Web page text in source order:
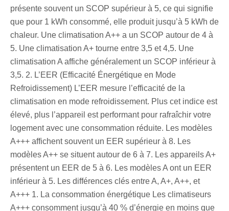
présente souvent un SCOP supérieur à 5, ce qui signifie
que pour 1 kWh consommé, elle produit jusqu’à 5 kWh de
chaleur. Une climatisation A++ a un SCOP autour de 4 à
5. Une climatisation A+ tourne entre 3,5 et 4,5. Une
climatisation A affiche généralement un SCOP inférieur à
3,5. 2. L’EER (Efficacité Énergétique en Mode
Refroidissement) L’EER mesure l’efficacité de la
climatisation en mode refroidissement. Plus cet indice est
élevé, plus l’appareil est performant pour rafraîchir votre
logement avec une consommation réduite. Les modèles
A+++ affichent souvent un EER supérieur à 8. Les
modèles A++ se situent autour de 6 à 7. Les appareils A+
présentent un EER de 5 à 6. Les modèles A ont un EER
inférieur à 5. Les différences clés entre A, A+, A++, et
A+++ 1. La consommation énergétique Les climatiseurs
A+++ consomment jusqu’à 40 % d’énergie en moins que